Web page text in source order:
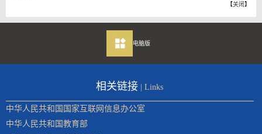
【关闭】
电脑版
相关链接 | Links
中华人民共和国国家互联网信息办公室
中华人民共和国教育部